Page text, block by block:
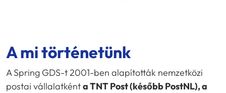
A mi történetünk
A Spring GDS-t 2001-ben alapították nemzetközi
postai vállalatkénta TNT Post (később PostNL), a